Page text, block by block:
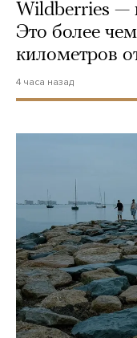
Wildberries —
Это более
километров
4 часа назад